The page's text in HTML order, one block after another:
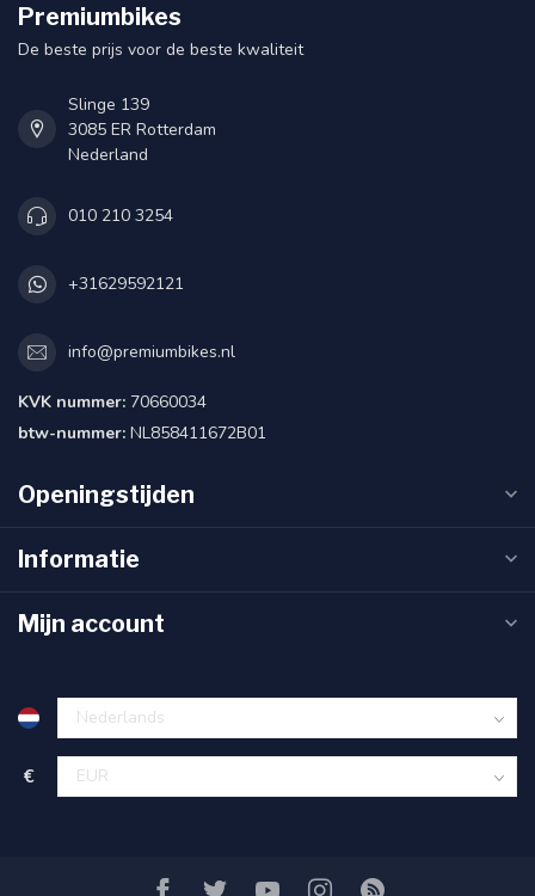
Premiumbikes
De beste prijs voor de beste kwaliteit
Slinge 139
3085 ER Rotterdam
Nederland
010 210 3254
+31629592121
info@premiumbikes.nl
KVK nummer: 70660034
btw-nummer: NL858411672B01
Openingstijden
Informatie
Mijn account
€